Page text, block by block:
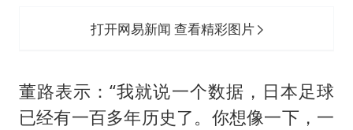
打开网易新闻 查看精彩图片
董路表示：“我就说一个数据，日本足球
已经有一百多年历史了。你想像一下，一